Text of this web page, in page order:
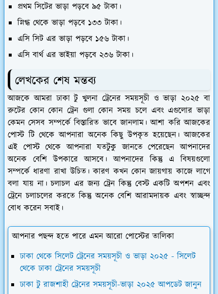
প্রথম সিটের ভাড়া পড়বে ৯৫ টাকা।
স্নিগ্ধ থেকে ভাড়া পড়বে ১৩৩ টাকা।
এসি সিট এর ভাড়া পড়বে ১৫৬ টাকা।
এসি বার্থ এর ভাইয়া পড়বে ২৩৬ টাকা।
লেখকের শেষ মন্তব্য
আজকে আমরা ঢাকা টু খুলনা ট্রেনের সময়সূচী ও ভাড়া ২০২৫ বা
রুটের কোন কোন ট্রেন গুলা কোন সময় চলে এবং এগুলোর ভাড়া
কেমন সেসব সম্পর্কে বিস্তারিত ভাবে জানলাম। আশা করি আজকের
পোস্ট টি থেকে আপনারা অনেক কিছু উপকৃত হয়েছেন। আজকের
এই পোস্ট থেকে আপনারা যতটুকু জানতে পেরেছেন আপনাদের
অনেক বেশি উপকারে আসবে। আপনাদের কিন্তু এ বিষয়গুলো
সম্পর্কে ধারণা রাখা উচিত। কারণ কখন কোন জায়গায় কাজে লাগে
বলা যায় না। চলাচল এর জন্য ট্রেন কিন্তু বেস্ট একটি অপশন এবং
ট্রেনে চলাচলের করতে কিন্তু অনেক বেশি আরামদায়ক এবং স্বাচ্ছন্দ
বোধ করেন সবাই।
আপনার পছন্দ হতে পারে এমন আরো পোস্টের তালিকা
ঢাকা থেকে সিলেট ট্রেনের সময়সূচী ও ভাড়া ২০২৫ - সিলেট
থেকে ঢাকা ট্রেনের সময়সূচী
ঢাকা টু রাজশাহী ট্রেনের সময়সূচী-ভাড়া ২০২৫ আপডেট জানুন